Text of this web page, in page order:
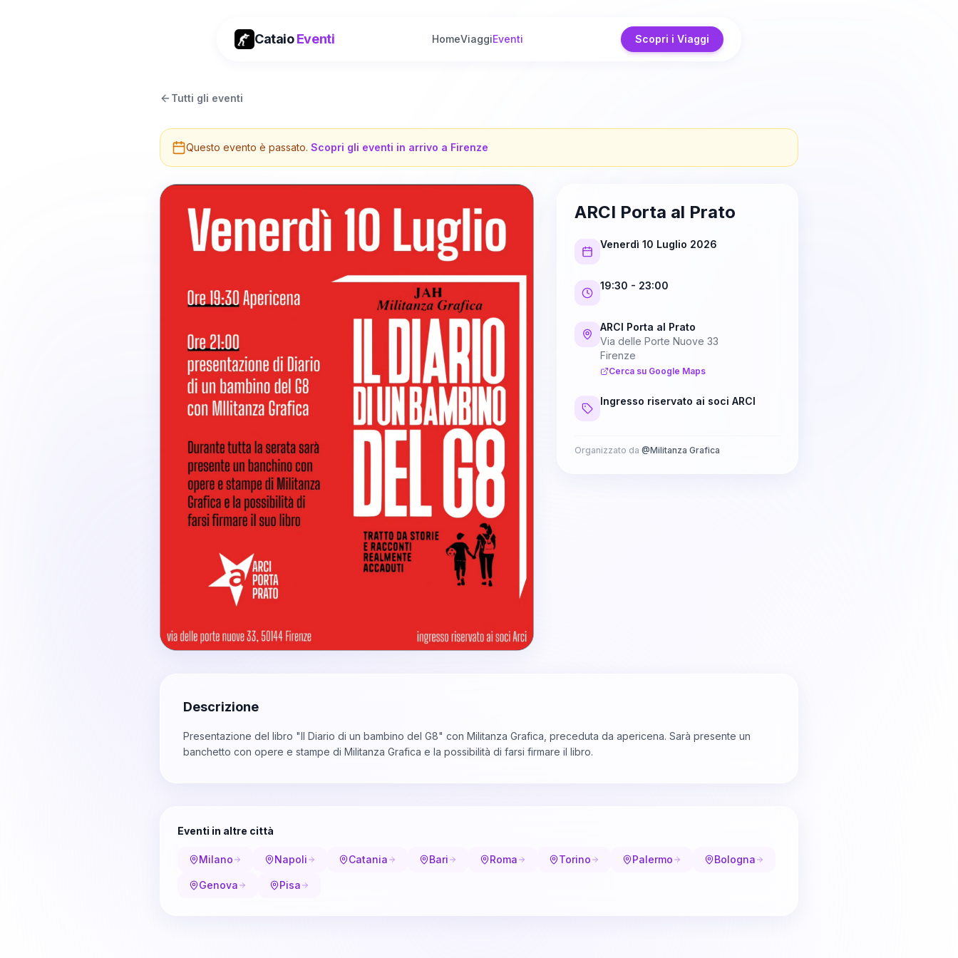
CataioEventi HomeViaggiEventi Scopri i Viaggi
Tutti gli eventi
Questo evento è passato. Scopri gli eventi in arrivo a Firenze
ARCI Porta al Prato
Venerdì 10 Luglio 2026
19:30 - 23:00
ARCI Porta al Prato
Via delle Porte Nuove 33
Firenze
Cerca su Google Maps
Ingresso riservato ai soci ARCI
Organizzato da @Militanza Grafica
Descrizione
Presentazione del libro "Il Diario di un bambino del G8" con Militanza Grafica, preceduta da apericena. Sarà presente un
banchetto con opere e stampe di Militanza Grafica e la possibilità di farsi firmare il libro.
Eventi in altre città
Milano Napoli Catania Bari Roma Torino Palermo Bologna
Genova Pisa